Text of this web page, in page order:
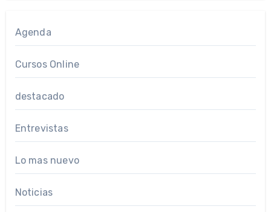
Agenda
Cursos Online
destacado
Entrevistas
Lo mas nuevo
Noticias